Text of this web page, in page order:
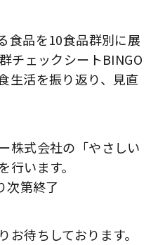
食品を10食品群別に展
チェックシートBINGO
生活を振り返り、見直
株式会社の「やさしい
います。
次第終了
待ちしております。